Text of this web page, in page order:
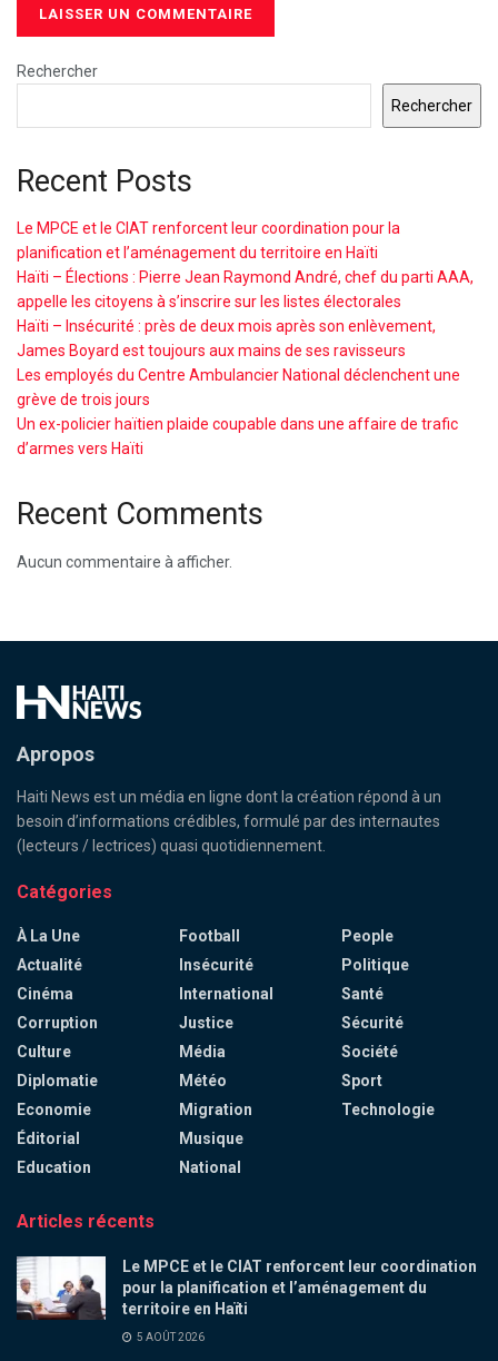
Rechercher
Rechercher
Recent Posts
Le MPCE et le CIAT renforcent leur coordination pour la
planification et l’aménagement du territoire en Haïti
Haïti – Élections : Pierre Jean Raymond André, chef du parti AAA,
appelle les citoyens à s’inscrire sur les listes électorales
Haïti – Insécurité : près de deux mois après son enlèvement,
James Boyard est toujours aux mains de ses ravisseurs
Les employés du Centre Ambulancier National déclenchent une
grève de trois jours
Un ex-policier haïtien plaide coupable dans une affaire de trafic
d’armes vers Haïti
Recent Comments
Aucun commentaire à afficher.
Apropos
Haiti News est un média en ligne dont la création répond à un
besoin d’informations crédibles, formulé par des internautes
(lecteurs / lectrices) quasi quotidiennement.
Catégories
À La Une
Actualité
Cinéma
Corruption
Culture
Diplomatie
Economie
Éditorial
Education
Football
Insécurité
International
Justice
Média
Météo
Migration
Musique
National
People
Politique
Santé
Sécurité
Société
Sport
Technologie
Articles récents
Le MPCE et le CIAT renforcent leur coordination
pour la planification et l’aménagement du
territoire en Haïti
5 AOÛT 2026